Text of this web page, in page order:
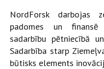
NordForsk darbojas
padomes un
sadarbību pētniecībā
Sadarbība starp
būtisks elements